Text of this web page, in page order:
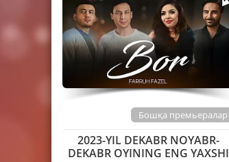
Бошқа премьералар
2023-YIL DEKABR NOYABR-
DEKABR OYINING ENG YAXSHI